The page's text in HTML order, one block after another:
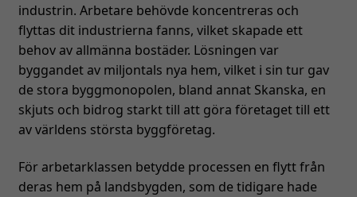
industrin. Arbetare behövde koncentreras och
flyttas dit industrierna fanns, vilket skapade ett
behov av allmänna bostäder. Lösningen var
byggandet av miljontals nya hem, vilket i sin tur gav
de stora byggmonopolen, bland annat Skanska, en
skjuts och bidrog starkt till att göra företaget till ett
av världens största byggföretag.
För arbetarklassen betydde processen en flytt från
deras hem på landsbygden, som de tidigare hade